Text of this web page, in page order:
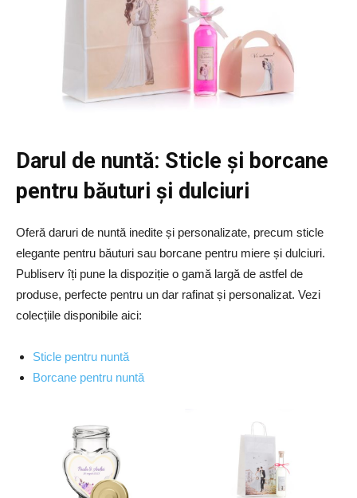
Darul de nuntă: Sticle și borcane
pentru băuturi și dulciuri
Oferă daruri de nuntă inedite și personalizate, precum sticle
elegante pentru băuturi sau borcane pentru miere și dulciuri.
Publiserv îți pune la dispoziție o gamă largă de astfel de
produse, perfecte pentru un dar rafinat și personalizat. Vezi
colecțiile disponibile aici:
Sticle pentru nuntă
Borcane pentru nuntă